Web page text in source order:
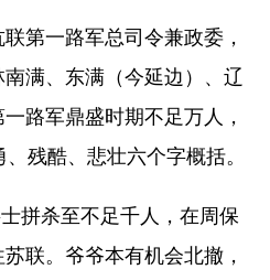
第一路军总司令兼政委，
满、东满（今延边）、辽
路军鼎盛时期不足万人，
残酷、悲壮六个字概括。
拼杀至不足千人，在周保
联。爷爷本有机会北撤，